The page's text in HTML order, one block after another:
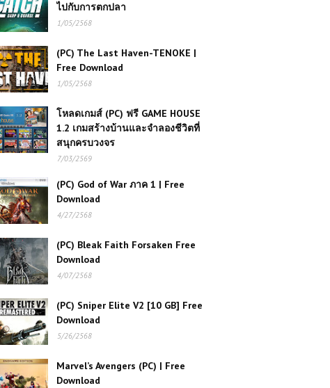
ไปกับการตกปลา
1/05/2568
(PC) The Last Haven-TENOKE |
Free Download
1/05/2568
โหลดเกมส์ (PC) ฟรี GAME HOUSE
1.2 เกมสร้างบ้านและจำลองชีวิตที่
สนุกครบวงจร
7/03/2569
(PC) God of War ภาค 1 | Free
Download
4/27/2568
(PC) Bleak Faith Forsaken Free
Download
4/07/2568
(PC) Sniper Elite V2 [10 GB] Free
Download
5/26/2568
Marvel’s Avengers (PC) | Free
Download